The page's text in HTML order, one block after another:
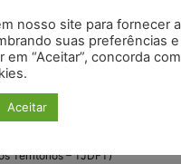
Recursal, Data de Julgamento:
Territórios – TJDFT)
nosso site para fornecer
suas preferências
em “Aceitar”, concorda
Aceitar